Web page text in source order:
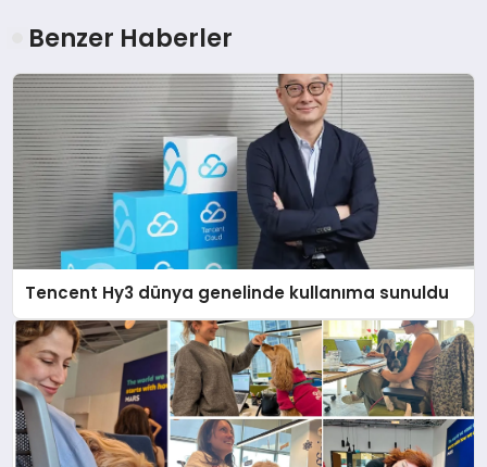
Benzer Haberler
Tencent Hy3 dünya genelinde kullanıma sunuldu